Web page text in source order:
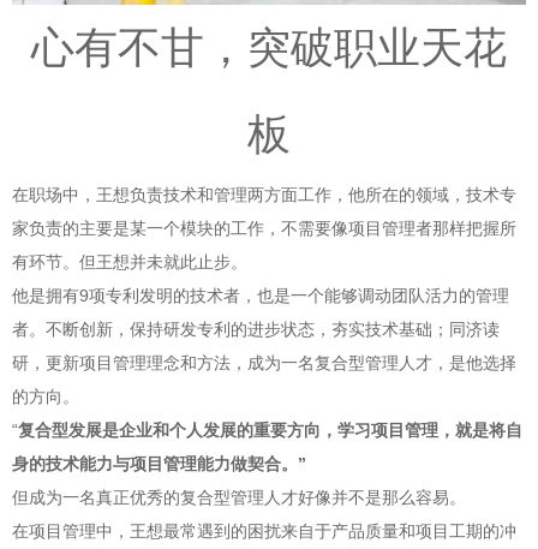
心有不甘，突破职业天花
板
在职场中，王想负责技术和管理两方面工作，他所在的领域，技术专
家负责的主要是某一个模块的工作，不需要像项目管理者那样把握所
有环节。但王想并未就此止步。
他是拥有9项专利发明的技术者，也是一个能够调动团队活力的管理
者。不断创新，保持研发专利的进步状态，夯实技术基础；同济读
研，更新项目管理理念和方法，成为一名复合型管理人才，是他选择
的方向。
“复合型发展是企业和个人发展的重要方向，学习项目管理，就是将自
身的技术能力与项目管理能力做契合。”
但成为一名真正优秀的复合型管理人才好像并不是那么容易。
在项目管理中，王想最常遇到的困扰来自于产品质量和项目工期的冲